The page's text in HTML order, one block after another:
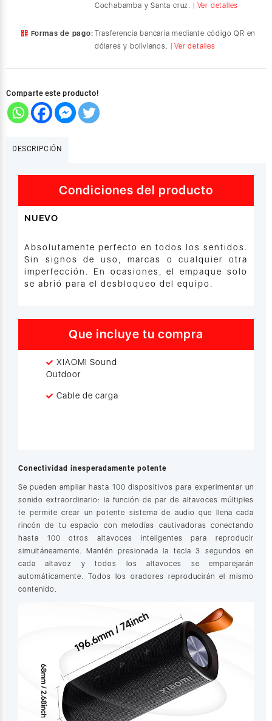
Agua
Cochabamba y Santa cruz.
| Ver detalles
Formas de pago: Trasferencia bancaria mediante código QR en
dólares y bolivianos.
| Ver detalles
Comparte este producto!
DESCRIPCIÓN
Condiciones del producto
NUEVO
Absolutamente perfecto en todos los sentidos.
Sin signos de uso, marcas o cualquier otra
imperfección. En ocasiones, el empaque solo
se abrió para el desbloqueo del equipo.
Que incluye tu compra
XIAOMI Sound
Outdoor
Cable de carga
Conectividad inesperadamente potente
Se pueden ampliar hasta 100 dispositivos para experimentar un
sonido extraordinario: la función de par de altavoces múltiples
te permite crear un potente sistema de audio que llena cada
rincón de tu espacio con melodías cautivadoras conectando
hasta 100 otros altavoces inteligentes para reproducir
simultáneamente. Mantén presionada la tecla 3 segundos en
cada altavoz y todos los altavoces se emparejarán
automáticamente. Todos los oradores reproducirán el mismo
contenido.